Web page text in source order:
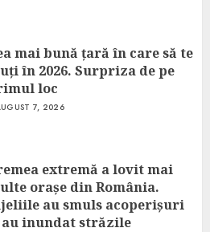
mai bună țară în care să te
în 2026. Surpriza de pe
loc
7, 2026
extremă a lovit mai
orașe din România.
au smuls acoperișuri
inundat străzile